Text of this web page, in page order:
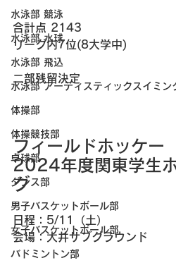
水泳部 競泳
水泳部 水球
水泳部 飛込
水泳部 アーティスティックスイミン
体操部
体操競技部
卓球部
ダンス部
男子バスケットボール部
女子バスケットボール部
バドミントン部
合計点 2143
リーグ内7位(8大学中)
二部残留決定
フィールドホッケー
2024年度関東学生
グ
日程：5/11（土）
会場：大井サブグラウンド